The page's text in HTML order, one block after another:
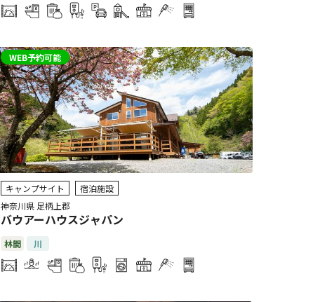
WEB予約可能
キャンプサイト
宿泊施設
神奈川県 足柄上郡
バウアーハウスジャパン
林間 川